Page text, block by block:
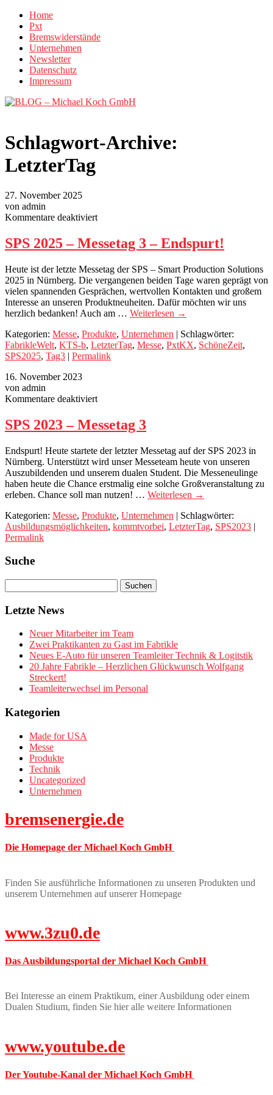
Home
Pxt
Bremswiderstände
Unternehmen
Newsletter
Datenschutz
Impressum
Schlagwort-Archive:
LetzterTag
27. November 2025
von admin
Kommentare deaktiviertfür
–
3
–
Endspurt!
SPS 2025 – Messetag 3 – Endspurt!
Heute ist der letzte Messetag der SPS – Smart Production Solutions
2025 in Nürnberg. Die vergangenen beiden Tage waren geprägt von
vielen spannenden Gesprächen, wertvollen Kontakten und großem
Interesse an unseren Produktneuheiten. Dafür möchten wir uns
herzlich bedanken! Auch am … Weiterlesen →
Kategorien: Messe, Produkte, Unternehmen | Schlagwörter:
FabrikleWelt, KTS-b, LetzterTag, Messe, PxtKX, SchöneZeit,
SPS2025, Tag3 | Permalink
16. November 2023
von admin
Kommentare deaktiviertfür
–
3
SPS 2023 – Messetag 3
Endspurt! Heute startete der letzter Messetag auf der SPS 2023 in
Nürnberg. Unterstützt wird unser Messeteam heute von unseren
Auszubildenden und unserem dualen Student. Die Messeneulinge
haben heute die Chance erstmalig eine solche Großveranstaltung zu
erleben. Chance soll man nutzen! … Weiterlesen →
Kategorien: Messe, Produkte, Unternehmen | Schlagwörter:
Ausbildungsmöglichkeiten, kommtvorbei, LetzterTag, SPS2023 |
Permalink
Suche
Letzte News
Neuer Mitarbeiter im Team
Zwei Praktikanten zu Gast im Fabrikle
Neues E-Auto für unseren Teamleiter Technik & Logitstik
20 Jahre Fabrikle – Herzlichen Glückwunsch Wolfgang
Streckert!
Teamleiterwechsel im Personal
Kategorien
Made for USA
Messe
Produkte
Technik
Uncategorized
Unternehmen
bremsenergie.de
Die Homepage der Michael Koch GmbH
Finden Sie ausführliche Informationen zu unseren Produkten und
unserem Unternehmen auf unserer Homepage
www.3zu0.de
Das Ausbildungsportal der Michael Koch GmbH
Bei Interesse an einem Praktikum, einer Ausbildung oder einem
Dualen Studium, finden Sie hier alle weitere Informationen
www.youtube.de
Der Youtube-Kanal der Michael Koch GmbH